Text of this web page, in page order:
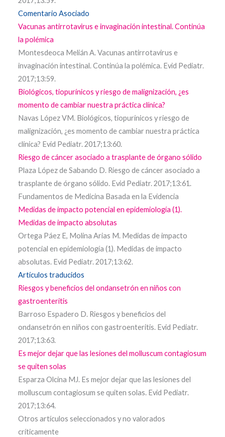
Comentario Asociado
Vacunas antirrotavirus e invaginación intestinal. Continúa
la polémica
Montesdeoca Melián A. Vacunas antirrotavirus e
invaginación intestinal. Continúa la polémica. Evid Pediatr.
2017;13:59.
Biológicos, tiopurínicos y riesgo de malignización, ¿es
momento de cambiar nuestra práctica clínica?
Navas López VM. Biológicos, tiopurínicos y riesgo de
malignización, ¿es momento de cambiar nuestra práctica
clínica? Evid Pediatr. 2017;13:60.
Riesgo de cáncer asociado a trasplante de órgano sólido
Plaza López de Sabando D. Riesgo de cáncer asociado a
trasplante de órgano sólido. Evid Pediatr. 2017;13:61.
Fundamentos de Medicina Basada en la Evidencia
Medidas de impacto potencial en epidemiología (1).
Medidas de impacto absolutas
Ortega Páez E, Molina Arias M. Medidas de impacto
potencial en epidemiología (1). Medidas de impacto
absolutas. Evid Pediatr. 2017;13:62.
Artículos traducidos
Riesgos y beneficios del ondansetrón en niños con
gastroenteritis
Barroso Espadero D. Riesgos y beneficios del
ondansetrón en niños con gastroenteritis. Evid Pediatr.
2017;13:63.
Es mejor dejar que las lesiones del molluscum contagiosum
se quiten solas
Esparza Olcina MJ. Es mejor dejar que las lesiones del
molluscum contagiosum se quiten solas. Evid Pediatr.
2017;13:64.
Otros artículos seleccionados y no valorados
críticamente